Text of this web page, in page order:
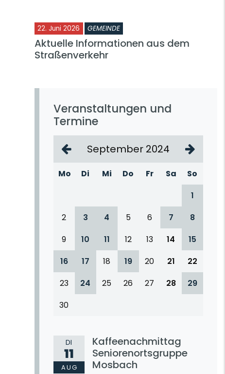
22. Juni 2026 GEMEINDE
Aktuelle Informationen aus dem
Straßenverkehr
Veranstaltungen und
Termine
September 2024
Mo Di Mi Do Fr Sa
So
1
2
3 4 5 6 7
8
9
10 11 12 13 14
15
16
17 18 19 20 21
22
23
24 25 26 27 28
29
30
DI
11
AUG
Kaffeenachmittag
Seniorenortsgruppe
Mosbach